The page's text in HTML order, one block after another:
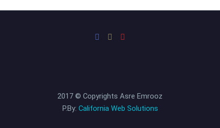
2017 © Copyrights Asre Emrooz
P.By: California Web Solutions